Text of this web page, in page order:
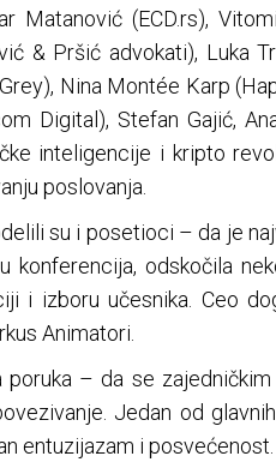
Matanović (ECD.rs),
& Pršić advokati), Luka
Nina Montée Karp
Digital), Stefan Gajić,
inteligencije i kripto
poslovanja.
su i posetioci – da je
konferencija, odskočila
i izboru učesnika. Ceo
Animatori.
– da se
Jedan od
entuzijazam i posvećenost.